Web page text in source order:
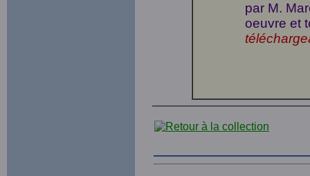
par M.
oeuvre et